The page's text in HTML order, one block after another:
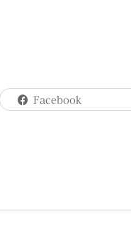
Facebook